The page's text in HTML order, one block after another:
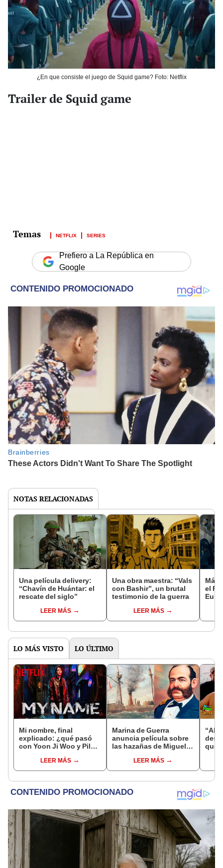
¿En que consiste el juego de Squid game? Foto: Netflix
Trailer de Squid game
NETFLIX SERIES
Prefiero a La República en
Google
NOTAS RELACIONADAS
Una película delivery:
“Chavín de Huántar: el
rescate del siglo”
LEER MÁS
Una obra maestra: “Vals
con Bashir”, un brutal
testimonio de la guerra
LEER MÁS
Más
el
LO MÁS VISTO LO ÚLTIMO
Mi nombre, final
explicado: ¿qué pasó
con Yoon Ji Woo y Pil
LEER MÁS
Marina de Guerra
anuncia película sobre
las hazañas de Miguel
“Huáscar”LEER MÁS
“Al
que